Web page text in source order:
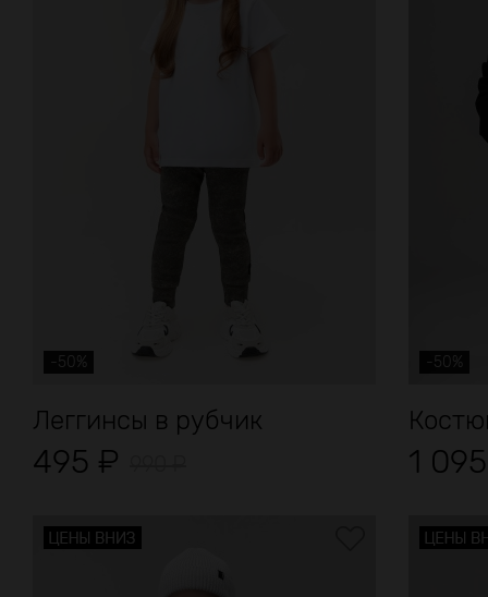
-50%
Леггинсы в рубчик
495 ₽
-50%
1